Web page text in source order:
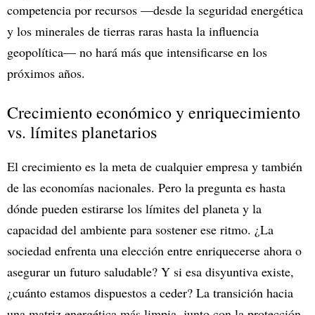
competencia por recursos —desde la seguridad energética
y los minerales de tierras raras hasta la influencia
geopolítica— no hará más que intensificarse en los
próximos años.
Crecimiento económico y enriquecimiento
vs. límites planetarios
El crecimiento es la meta de cualquier empresa y también
de las economías nacionales. Pero la pregunta es hasta
dónde pueden estirarse los límites del planeta y la
capacidad del ambiente para sostener ese ritmo. ¿La
sociedad enfrenta una elección entre enriquecerse ahora o
asegurar un futuro saludable? Y si esa disyuntiva existe,
¿cuánto estamos dispuestos a ceder? La transición hacia